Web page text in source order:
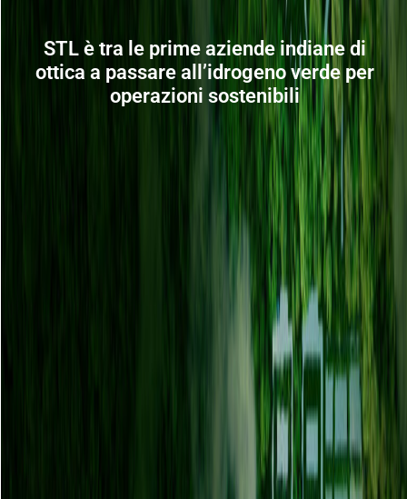
STL è tra le prime aziende indiane di
ottica a passare all’idrogeno verde per
operazioni sostenibili